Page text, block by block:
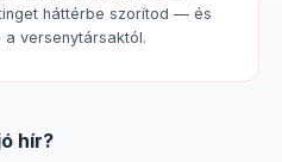
háttérbe szorítod — és
versenytársaktól.
hír?